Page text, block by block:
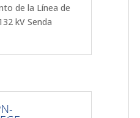
de la Línea de
kV Senda